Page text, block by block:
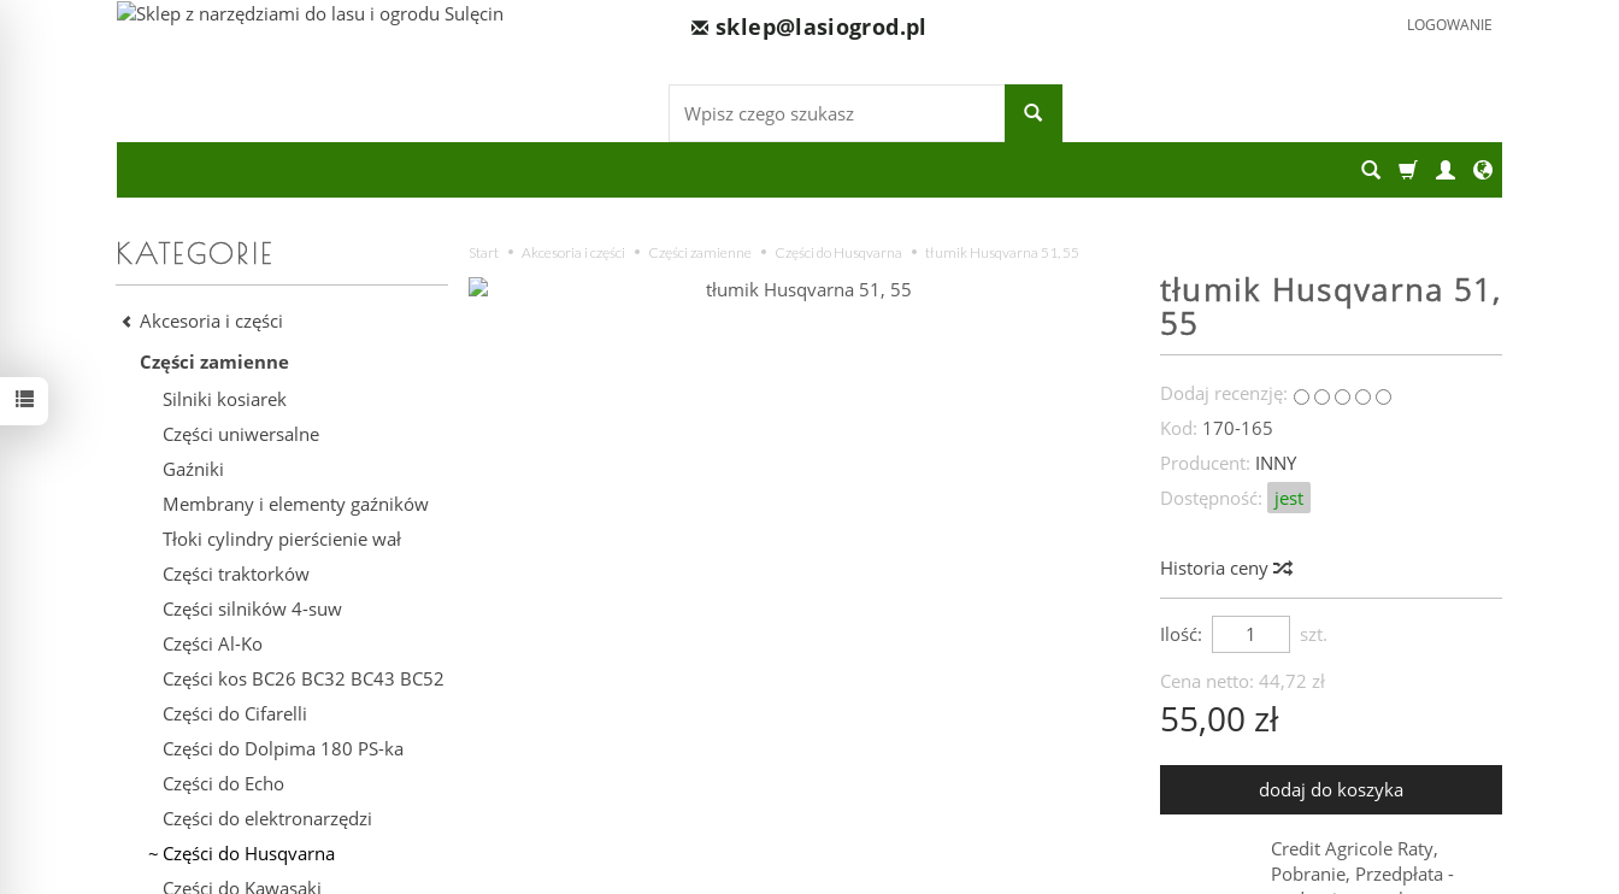
sklep@lasiogrod.pl LOGOWANIE
Start Akcesoria i części Części zamienne Części do Husqvarna tłumik Husqvarna 51, 55
tłumik Husqvarna 51,
55
Dodaj recenzję:
Kod: 170-165
Producent: INNY
Dostępność: jest
Historia ceny
Ilość:
szt.
Cena netto: 44,72 zł
55,00 zł
dodaj do koszyka
Credit Agricole Raty,
Pobranie, Przedpłata -
KATEGORIE
Akcesoria i części
Części zamienne
Silniki kosiarek
Części uniwersalne
Gaźniki
Membrany i elementy gaźników
Tłoki cylindry pierścienie wał
Części traktorków
Części silników 4-suw
Części Al-Ko
Części kos BC26 BC32 BC43 BC52
Części do Cifarelli
Części do Dolpima 180 PS-ka
Części do Echo
Części do elektronarzędzi
Części do Husqvarna
Części do Kawasaki